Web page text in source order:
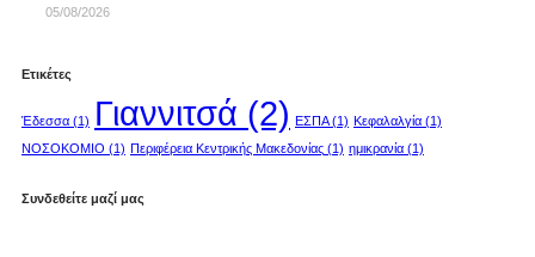
05/08/2026
Ετικέτες
Έδεσσα (1) Γιαννιτσά (2) ΕΣΠΑ(1) Κεφαλαλγία (1)
ΝΟΣΟΚΟΜΙΟ (1) Περιφέρεια Κεντρικής Μακεδονίας (1) ημικρανία (1)
Συνδεθείτε μαζί μας